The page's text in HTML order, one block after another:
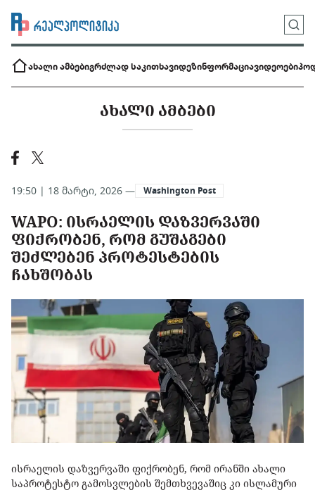
ახალი ამბებიგრძლად საკითხავიდეზინფორმაციავიდეოები
ᲐᲮᲐᲚᲘ ᲐᲛᲑᲔᲑᲘ
19:50 | 18 მარტი, 2026 — Washington Post
WAPO: ᲘᲡᲠᲐᲔᲚᲘᲡ ᲓᲐᲖᲕᲔᲠᲕᲐᲨᲘ
ᲤᲘᲥᲠᲝᲑᲔᲜ, ᲠᲝᲛ ᲒᲣᲨᲐᲒᲔᲑᲘ
ᲨᲔᲫᲚᲔᲑᲔᲜ ᲞᲠᲝᲢᲔᲡᲢᲔᲑᲘᲡ
ᲩᲐᲮᲨᲝᲑᲐᲡ
ისრაელის დაზვერვაში ფიქრობენ, რომ ირანში ახალი
საპროტესტო გამოსვლების შემთხვევაშიც კი ისლამური